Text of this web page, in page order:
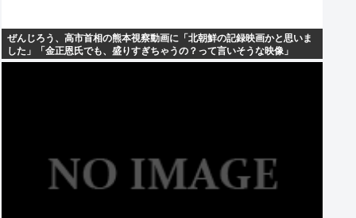
ぜんじろう、高市首相の熊本視察動画に「北朝鮮の記録映画かと思いま
した」「金正恩氏でも、盛りすぎちゃうの？って言いそうな映像」